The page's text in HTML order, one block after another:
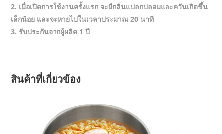
2. เมื่อเปิดการใช้งานครั้งแรก จะมีกลิ่นแปลกปลอมและควันเกิดขึ้น
เล็กน้อย และจะหายไปในเวลาประมาณ 20 นาที
3. รับประกันจากผู้ผลิต 1 ปี
สินค้าที่เกี่ยวข้อง